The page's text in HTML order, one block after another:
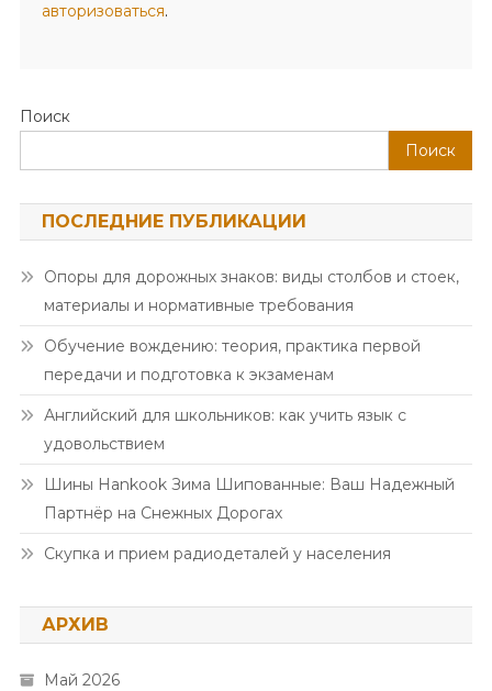
авторизоваться.
Поиск
Поиск
ПОСЛЕДНИЕ ПУБЛИКАЦИИ
Опоры для дорожных знаков: виды столбов и стоек,
материалы и нормативные требования
Обучение вождению: теория, практика первой
передачи и подготовка к экзаменам
Английский для школьников: как учить язык с
удовольствием
Шины Hankook Зима Шипованные: Ваш Надежный
Партнёр на Снежных Дорогах
Скупка и прием радиодеталей у населения
АРХИВ
Май 2026